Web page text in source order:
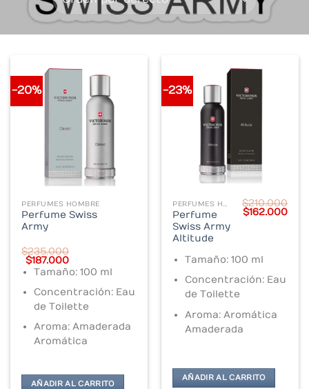
-20%
PERFUMES HOMBRE
Perfume Swiss
Army
$235.000
Original
price
was:
$235.000.
$187.000Current
price
is:
$187.000.
Tamaño: 100 ml
Concentración: Eau
de Toilette
Aroma: Amaderada
Aromática
AÑADIR AL CARRITO
-23%
PERFUMES HOMBRE
Perfume
Swiss Army
Altitude
$210.000
Original
price
$162.000
Tamaño: 100 ml
Concentración: Eau
de Toilette
Aroma: Aromática
Amaderada
AÑADIR AL CARRITO